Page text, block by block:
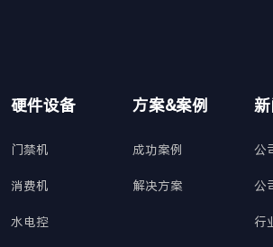
硬件设备
门禁机
消费机
水电控
方案&案例
成功案例
解决方案
公
公
行